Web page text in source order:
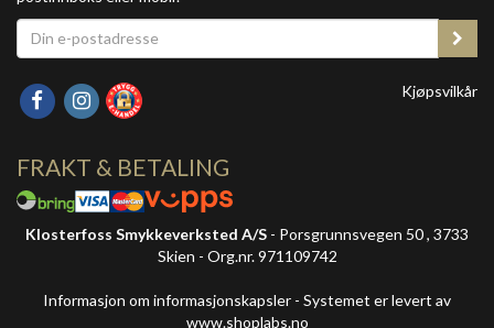
Kjøpsvilkår
FRAKT & BETALING
Klosterfoss Smykkeverksted A/S - Porsgrunnsvegen 50 , 3733
Skien - Org.nr. 971109742
Informasjon om informasjonskapsler - Systemet er levert av
www.shoplabs.no